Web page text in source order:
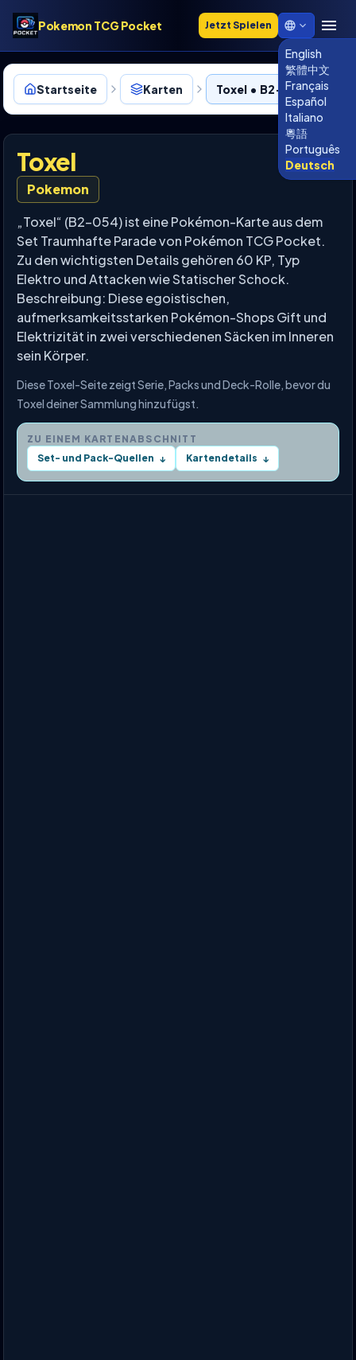
Pokemon TCG Pocket Jetzt Spielen
English
繁體中文
Français
Español
Italiano
粵語
Português
Deutsch
Startseite Karten Toxel • B2-054
Toxel
Pokemon
„Toxel“ (B2-054) ist eine Pokémon-Karte aus dem
Set Traumhafte Parade von Pokémon TCG Pocket.
Zu den wichtigsten Details gehören 60 KP, Typ
Elektro und Attacken wie Statischer Schock.
Beschreibung: Diese egoistischen,
aufmerksamkeitsstarken Pokémon-Shops Gift und
Elektrizität in zwei verschiedenen Säcken im Inneren
sein Körper.
Diese Toxel-Seite zeigt Serie, Packs und Deck-Rolle, bevor du
Toxel deiner Sammlung hinzufügst.
ZU EINEM KARTENABSCHNITT
Set- und Pack-Quellen ↓ Kartendetails ↓